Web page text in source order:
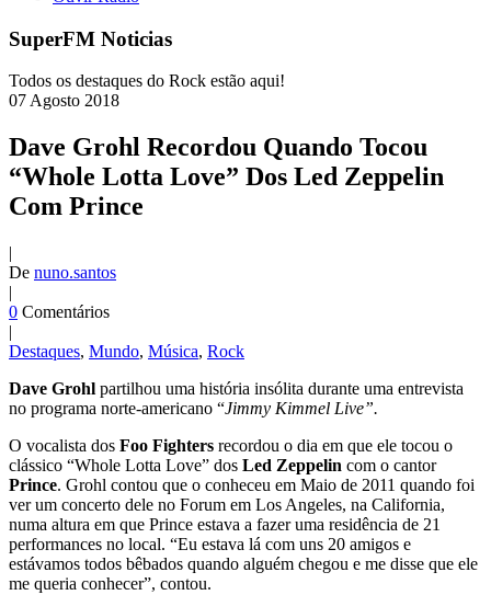
SuperFM Noticias
Todos os destaques do Rock estão aqui!
07Agosto 2018
Dave Grohl Recordou Quando Tocou
“Whole Lotta Love” Dos Led Zeppelin
Com Prince
|
De nuno.santos
|
0 Comentários
|
Destaques, Mundo, Música, Rock
Dave Grohl partilhou uma história insólita durante uma entrevista
no programa norte-americano “Jimmy Kimmel Live”.
O vocalista dos Foo Fighters recordou o dia em que ele tocou o
clássico “Whole Lotta Love” dos Led Zeppelin com o cantor
Prince. Grohl contou que o conheceu em Maio de 2011 quando foi
ver um concerto dele no Forum em Los Angeles, na California,
numa altura em que Prince estava a fazer uma residência de 21
performances no local. “Eu estava lá com uns 20 amigos e
estávamos todos bêbados quando alguém chegou e me disse que ele
me queria conhecer”, contou.